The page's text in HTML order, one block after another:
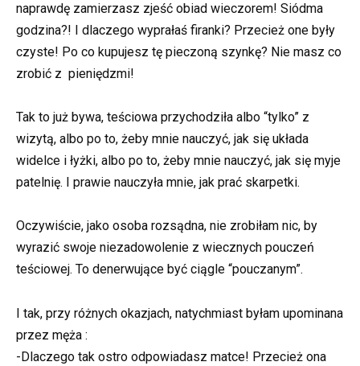
naprawdę zamierzasz zjeść obiad wieczorem! Siódma
godzina?! I dlaczego wyprałaś firanki? Przecież one były
czyste! Po co kupujesz tę pieczoną szynkę? Nie masz co
zrobić z pieniędzmi!
Tak to już bywa, teściowa przychodziła albo “tylko” z
wizytą, albo po to, żeby mnie nauczyć, jak się układa
widelce i łyżki, albo po to, żeby mnie nauczyć, jak się myje
patelnię. I prawie nauczyła mnie, jak prać skarpetki.
Oczywiście, jako osoba rozsądna, nie zrobiłam nic, by
wyrazić swoje niezadowolenie z wiecznych pouczeń
teściowej. To denerwujące być ciągle “pouczanym”.
I tak, przy różnych okazjach, natychmiast byłam upominana
przez męża :
-Dlaczego tak ostro odpowiadasz matce! Przecież ona